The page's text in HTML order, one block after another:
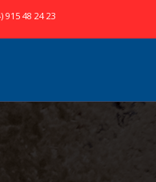
915 48 24 23